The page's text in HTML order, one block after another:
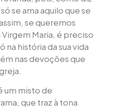
se ama aquilo que se
se queremos
Maria, é preciso
na história da sua vida
nas devoções que
um misto de
que traz à tona